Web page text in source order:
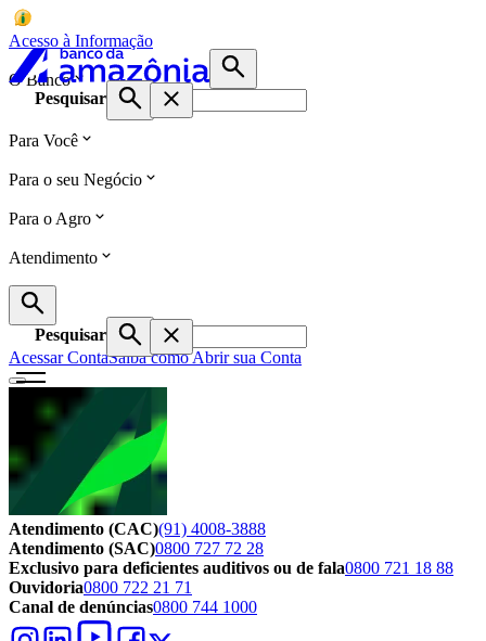
Acesso à Informação
O Banco
Pesquisar
Para Você
Para o seu Negócio
Para o Agro
Atendimento
Pesquisar
Acessar ContaSaiba como Abrir sua Conta
Atendimento (CAC)(91) 4008-3888
Atendimento (SAC)0800 727 72 28
Exclusivo para deficientes auditivos ou de fala0800 721 18 88
Ouvidoria0800 722 21 71
Canal de denúncias0800 744 1000